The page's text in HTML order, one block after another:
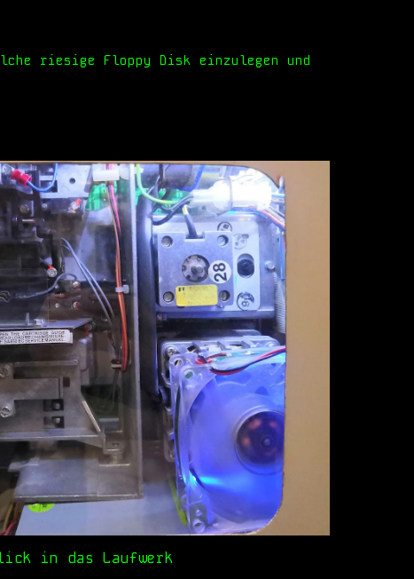
riesige Floppy Disk einzulegen und
in das Laufwerk